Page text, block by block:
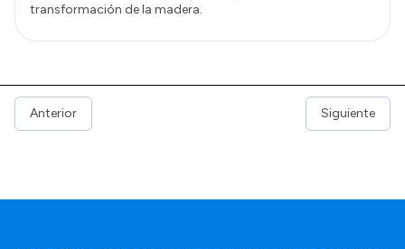
transformación de la madera.
Anterior Siguiente